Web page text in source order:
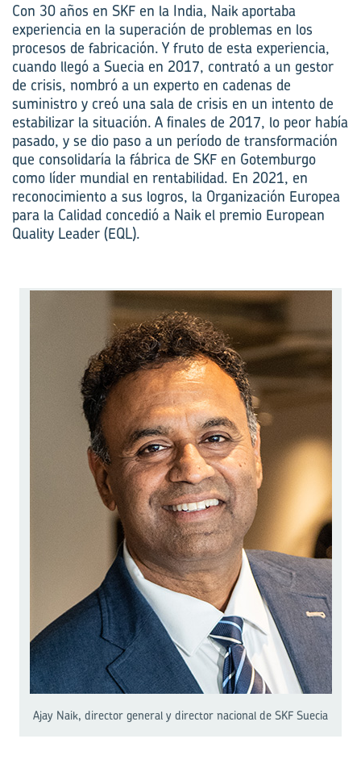
Con 30 años en SKF en la India, Naik aportaba
experiencia en la superación de problemas en los
procesos de fabricación. Y fruto de esta experiencia,
cuando llegó a Suecia en 2017, contrató a un gestor
de crisis, nombró a un experto en cadenas de
suministro y creó una sala de crisis en un intento de
estabilizar la situación. A finales de 2017, lo peor había
pasado, y se dio paso a un período de transformación
que consolidaría la fábrica de SKF en Gotemburgo
como líder mundial en rentabilidad. En 2021, en
reconocimiento a sus logros, la Organización Europea
para la Calidad concedió a Naik el premio European
Quality Leader (EQL).
Ajay Naik, director general y director nacional de SKF Suecia